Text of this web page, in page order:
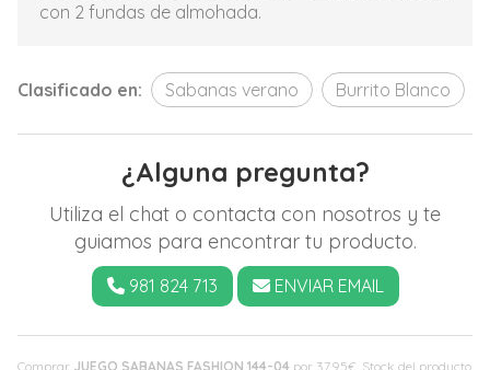
Comprar JUEGO SABANAS FASHION 144-04 por 37,95€ . Stock del producto
con 2 fundas de almohada.
Clasificado en: Sabanas verano Burrito Blanco
¿Alguna pregunta?
Utiliza el chat o contacta con nosotros y te
guiamos para encontrar tu producto.
981 824 713 ENVIAR EMAIL